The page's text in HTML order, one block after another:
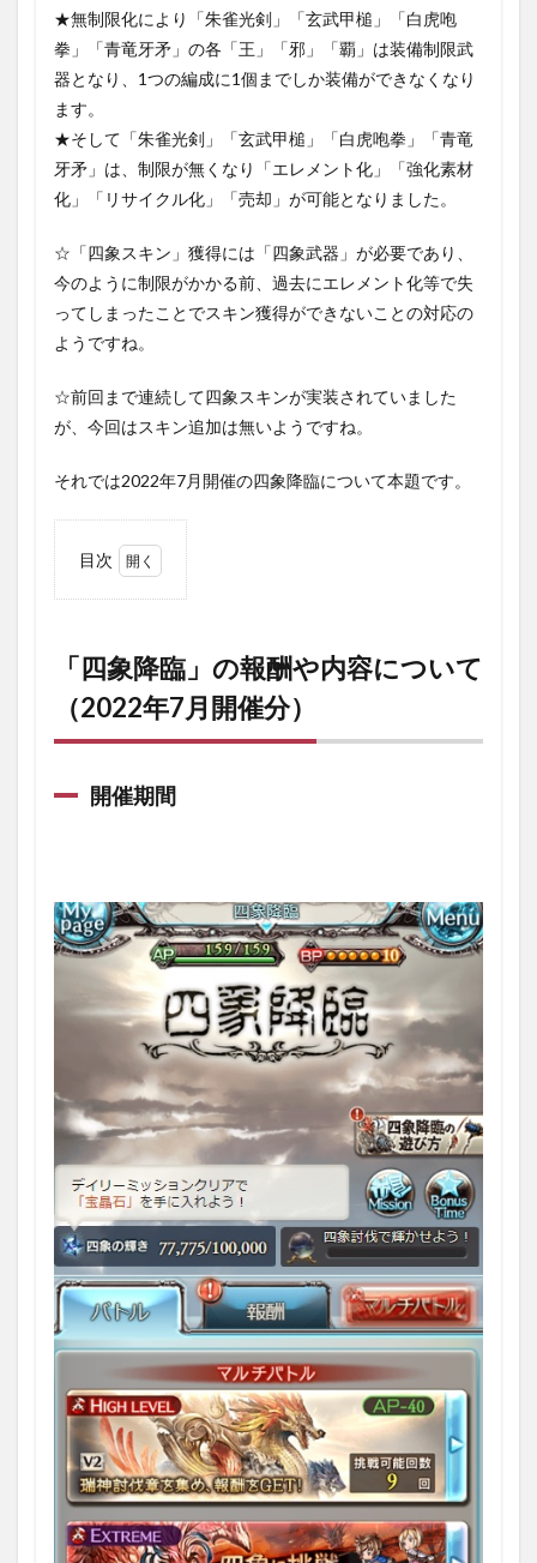
★無制限化により「朱雀光剣」「玄武甲槌」「白虎咆
拳」「青竜牙矛」の各「王」「邪」「覇」は装備制限武
器となり、1つの編成に1個までしか装備ができなくなり
ます。
★そして「朱雀光剣」「玄武甲槌」「白虎咆拳」「青竜
牙矛」は、制限が無くなり「エレメント化」「強化素材
化」「リサイクル化」「売却」が可能となりました。
☆ 「四象スキン」獲得には「四象武器」が必要であり、
今のように制限がかかる前、過去にエレメント化等で失
ってしまったことでスキン獲得ができないことの対応の
ようですね。
☆前回まで連続して四象スキンが実装されていました
が、今回はスキン追加は無いようですね。
それでは2022年7月開催の四象降臨について本題です。
目次
の報酬
や内容
につい
て
（2022
開催
分）
1.2
2022
年7月
での
1.2.1
ヒヒイ
ロカネ
の在庫
追加
1.2.2
四象武
器の在
庫と秘
文書の
在庫調
整
1.2.3
スキル
追加後
の四象
武器を
装備制
限武器
に変更
「四象降臨」の報酬や内容について
（2022年7月開催分）
開催期間